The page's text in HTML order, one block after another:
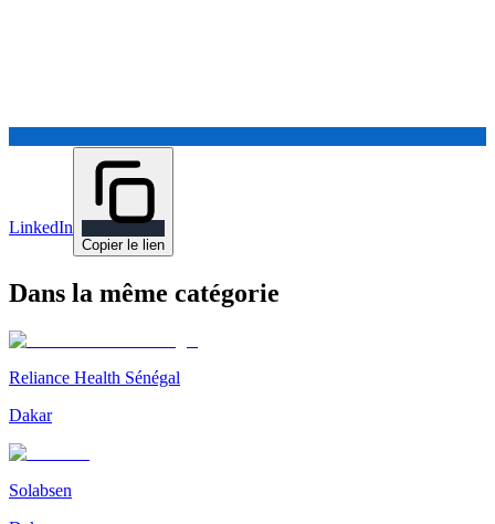
LinkedIn
Copier le lien
Dans la même catégorie
Reliance Health Sénégal
Dakar
Solabsen